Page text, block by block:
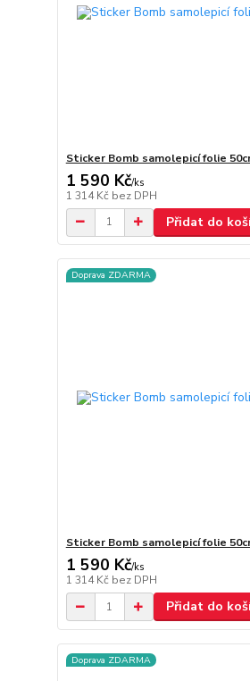
Sticker Bomb samolepicí folie
1 590 Kč/ks
1 314 Kč bez DPH
Přidat do
Doprava ZDARMA
Sticker Bomb samolepicí folie
1 590 Kč/ks
1 314 Kč bez DPH
Přidat do
Doprava ZDARMA